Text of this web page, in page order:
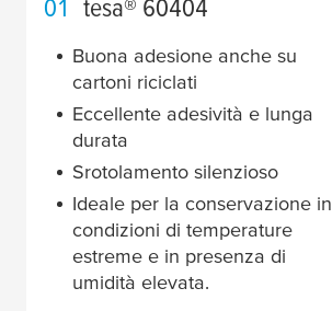
01 tesa® 60404
Buona adesione anche su
cartoni riciclati
Eccellente adesività e lunga
durata
Srotolamento silenzioso
Ideale per la conservazione in
condizioni di temperature
estreme e in presenza di
umidità elevata.